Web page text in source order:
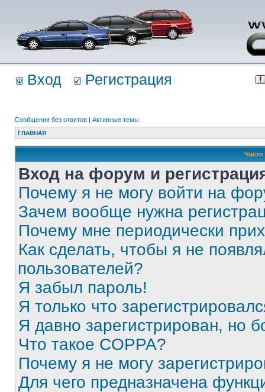
Вход Регистрация
Сообщения без ответов | Активные темы
ГЛАВНАЯ
Вход на форум и
Почему я не могу войти на
Зачем вообще нужна
Почему мне периодически
Как сделать, чтобы я не
пользователей?
Я забыл пароль!
Я только что
Я давно зарегистрирован, но
Что такое COPPA?
Почему я не могу
Для чего предназначена